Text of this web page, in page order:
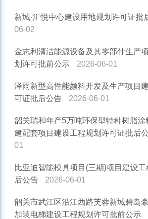
新城·汇悦中心建设用地规划许可证批
06-02
金志利清洁能源设备及其零部什生产
划许可批前公示
2026-06-01
泽雨新型高性能颜料开发及生产项目
可证批后公告
2026-06-01
韶关瑞和年产5万吨环保型特种树脂
建配套项目建设工程规划许可证批后
01
比亚迪智能模具项目(三期)项目建设
后公告
2026-06-01
韶关市武江区沿江西路芙蓉新城碧岛
加装电梯建设工程规划许可批前公示